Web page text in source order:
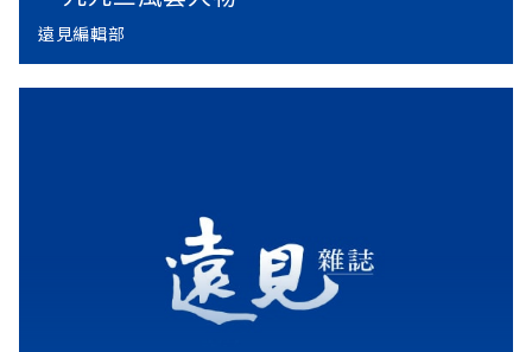
遠見編輯部